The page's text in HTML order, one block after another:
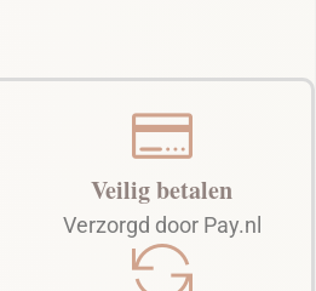
Veilig betalen
Verzorgd door Pay.nl